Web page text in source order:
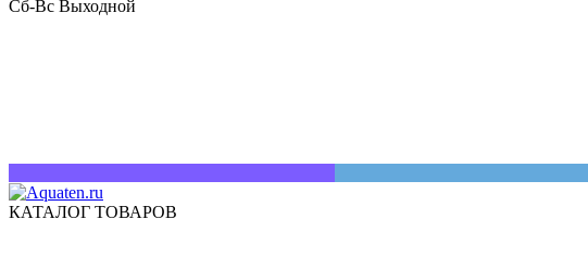
Сб-Вс Выходной
КАТАЛОГ ТОВАРОВ